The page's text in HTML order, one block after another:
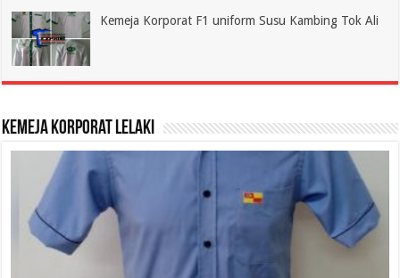
Kemeja Korporat F1 uniform Susu Kambing Tok Ali
Kemeja Korporat Lelaki